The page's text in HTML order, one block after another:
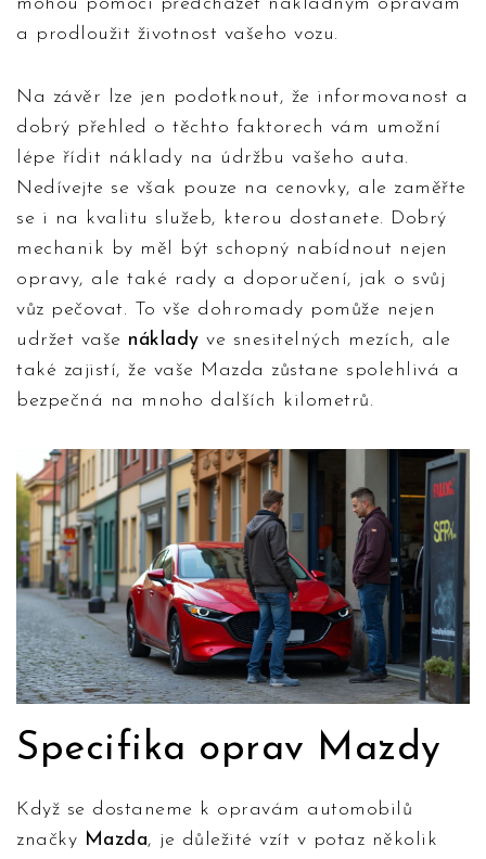
a prodloužit životnost vašeho vozu.
Na závěr lze jen podotknout, že informovanost a
dobrý přehled o těchto faktorech vám umožní
lépe řídit náklady na údržbu vašeho auta.
Nedívejte se však pouze na cenovky, ale zaměřte
se i na kvalitu služeb, kterou dostanete. Dobrý
mechanik by měl být schopný nabídnout nejen
opravy, ale také rady a doporučení, jak o svůj
vůz pečovat. To vše dohromady pomůže nejen
udržet vaše náklady ve snesitelných mezích, ale
také zajistí, že vaše Mazda zůstane spolehlivá a
bezpečná na mnoho dalších kilometrů.
Specifika oprav Mazdy
Když se dostaneme k opravám automobilů
značky Mazda, je důležité vzít v potaz několik